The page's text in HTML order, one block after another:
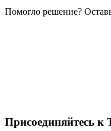
Помогло решение?
Присоединяйтесь к